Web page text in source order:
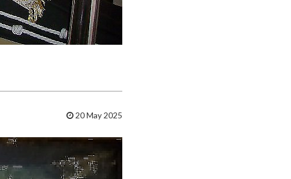
20 May 2025